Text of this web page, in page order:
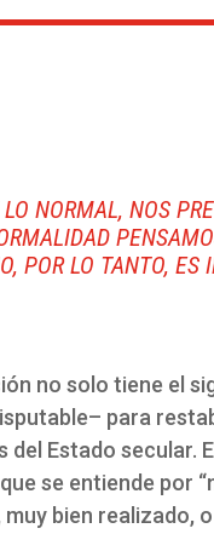
NORMAL, NOS
POR LO TANTO, ES
no solo tiene el
para
Estado secular.
se entiende por
bien realizado,